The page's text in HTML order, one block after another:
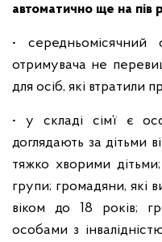
автоматично ще на пів
•
отримувача не
для осіб, які втратили
• у складі сім’ї є
доглядають за дітьми
тяжко хворими
групи; громадяни, які
віком до 18 років;
особами з